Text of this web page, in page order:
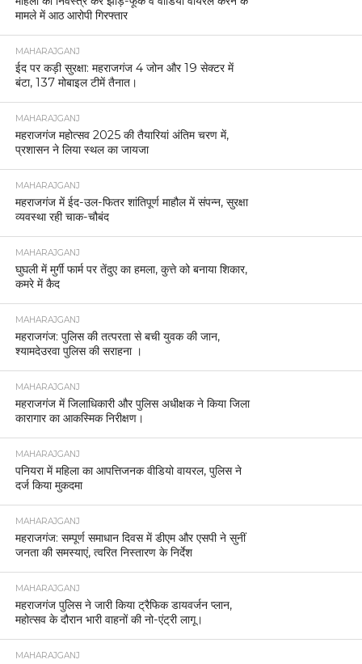
मामले में आठ आरोपी गिरफ्तार
MAHARAJGANJ
ईद पर कड़ी सुरक्षा: महराजगंज 4 जोन और 19 सेक्टर में
बंटा, 137 मोबाइल टीमें तैनात।
MAHARAJGANJ
महराजगंज महोत्सव 2025 की तैयारियां अंतिम चरण में,
प्रशासन ने लिया स्थल का जायजा
MAHARAJGANJ
महराजगंज में ईद-उल-फितर शांतिपूर्ण माहौल में संपन्न, सुरक्षा
व्यवस्था रही चाक-चौबंद
MAHARAJGANJ
घुघली में मुर्गी फार्म पर तेंदुए का हमला, कुत्ते को बनाया शिकार,
कमरे में कैद
MAHARAJGANJ
महराजगंज: पुलिस की तत्परता से बची युवक की जान,
श्यामदेउरवा पुलिस की सराहना ।
MAHARAJGANJ
महराजगंज में जिलाधिकारी और पुलिस अधीक्षक ने किया जिला
कारागार का आकस्मिक निरीक्षण।
MAHARAJGANJ
पनियरा में महिला का आपत्तिजनक वीडियो वायरल, पुलिस ने
दर्ज किया मुकदमा
MAHARAJGANJ
महराजगंज: सम्पूर्ण समाधान दिवस में डीएम और एसपी ने सुनीं
जनता की समस्याएं, त्वरित निस्तारण के निर्देश
MAHARAJGANJ
महराजगंज पुलिस ने जारी किया ट्रैफिक डायवर्जन प्लान,
महोत्सव के दौरान भारी वाहनों की नो-एंट्री लागू।
MAHARAJGANJ